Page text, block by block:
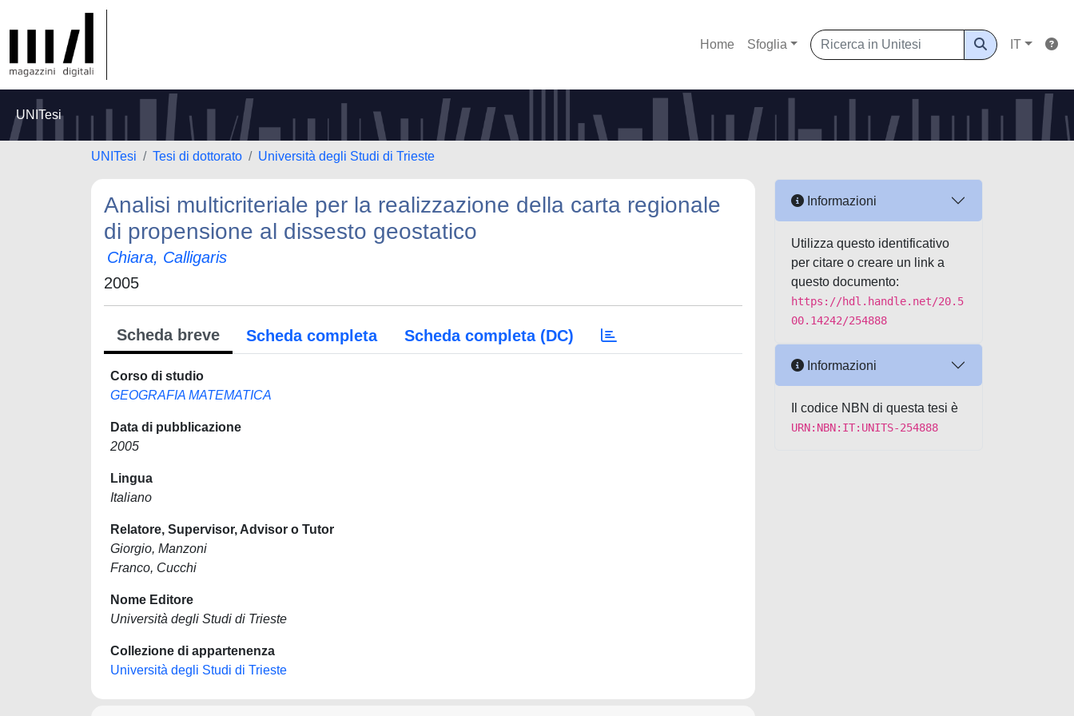
Home Sfoglia IT
UNITesi
UNITesi Tesi di dottorato Università degli Studi di Trieste
Analisi multicriteriale per la realizzazione della carta regionale
di propensione al dissesto geostatico
Chiara, Calligaris
2005
Scheda breve Scheda completa Scheda completa (DC)
Corso di studio
GEOGRAFIA MATEMATICA
Data di pubblicazione
2005
Lingua
Italiano
Relatore, Supervisor, Advisor o Tutor
Giorgio, Manzoni
Franco, Cucchi
Nome Editore
Università degli Studi di Trieste
Collezione di appartenenza
Università degli Studi di Trieste
Informazioni
Utilizza questo identificativo
per citare o creare un link a
questo documento:
https://hdl.handle.net/20.5
00.14242/254888
Informazioni
Il codice NBN di questa tesi è
URN:NBN:IT:UNITS-254888